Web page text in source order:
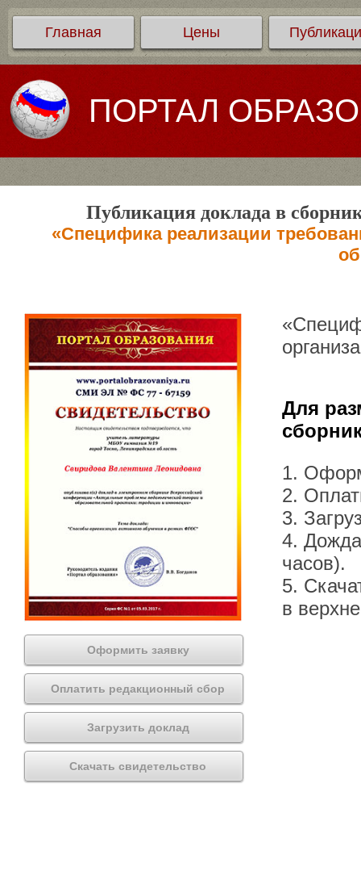
Главная Цены
ПОРТАЛ
Публикация доклада в
«Специфика реализации
Оформить заявку
Оплатить редакционный сбор
Загрузить доклад
Скачать свидетельство
Для
1.
2.
3.
4.
часов).
5.
в